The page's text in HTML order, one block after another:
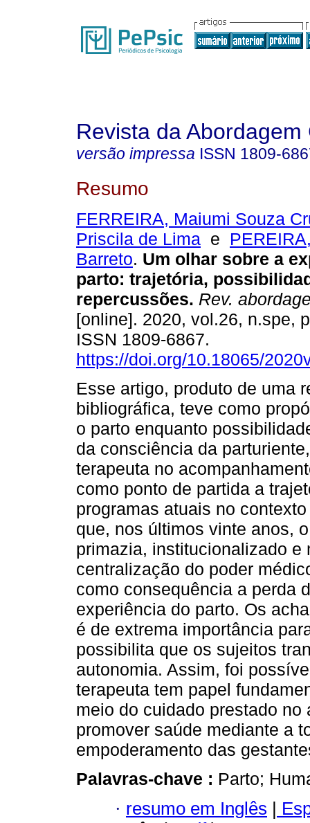
Revista da Abordagem
versão impressa ISSN 1809-
Resumo
FERREIRA, Maiumi Souza
Priscila de Lima e
Barreto. Um olhar sobre a
parto: trajetória,
repercussões. Rev.
[online]. 2020, vol.26, n.spe,
ISSN 1809-6867.
https://doi.org/10.18065/
Esse artigo, produto de uma
bibliográfica, teve como
o parto enquanto
da consciência da
terapeuta no
como ponto de partida a
programas atuais no
que, nos últimos vinte anos,
primazia, institucionalizado
centralização do poder
como consequência a perda
experiência do parto. Os
é de extrema importância
possibilita que os sujeitos
autonomia. Assim, foi
terapeuta tem papel
meio do cuidado prestado
promover saúde mediante a
empoderamento das
Palavras-chave : Parto;
· resumo em Inglês |